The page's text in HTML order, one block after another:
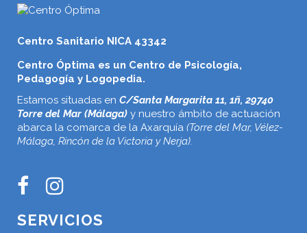
Centro Sanitario NICA 43342
Centro Óptima es un Centro de Psicología,
Pedagogía y Logopedia.
Estamos situadas en C/Santa Margarita 11, 1ñ, 29740
Torre del Mar (Málaga) y nuestro ámbito de actuación
abarca la comarca de la Axarquía (Torre del Mar, Vélez-
Málaga, Rincón de la Victoria y Nerja).
SERVICIOS